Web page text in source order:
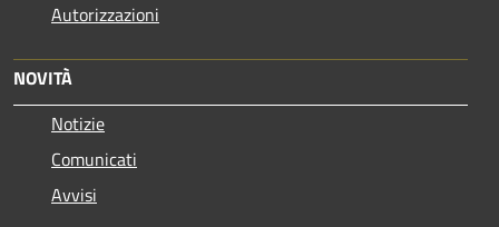
Autorizzazioni
NOVITÀ
Notizie
Comunicati
Avvisi